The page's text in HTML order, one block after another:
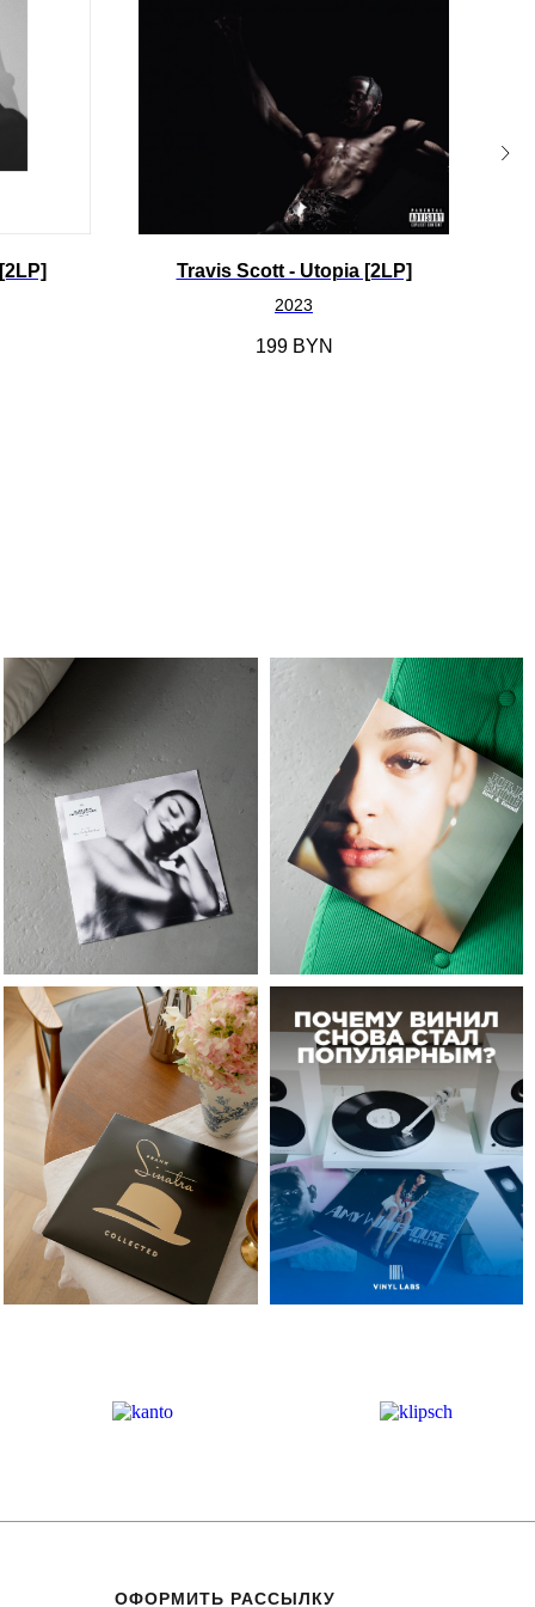
Travis Scott - Utopia [2LP]
2023
199 BYN
ОФОРМИТЬ РАССЫЛКУ